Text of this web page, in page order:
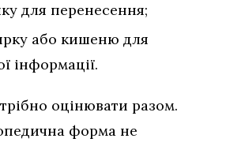
для перенесення;
або кишеню для
інформації.
оцінювати разом.
форма не